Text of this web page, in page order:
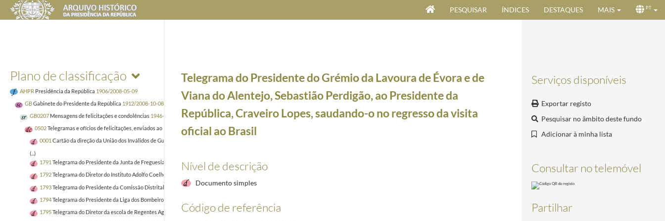
PESQUISAR ÍNDICES DESTAQUES MAIS PT
Plano de classificação
AHPR Presidência da República 1906/2008-05-09
GBGabinete do Presidente da República 1912/2008-10-08
GB0207 Mensagens de felicitações e condolências 1946-01-02/2005-04-02
0502Telegramas e ofícios de felicitações, enviados ao Presidente da República, Craveiro Lopes
0001 Cartão da direção da União dos Inválidos de Guerra, telegramas do presidente da Câmara Municipal de Penamacor e da direção da Casa do Povo de Santa Eulália ao Presidente da República, Craveiro Lopes, desejando Feliz Ano Novo
(...)
1791 Telegrama do Presidente da Junta de Freguesia de Vera Cruz de Marmelar ao Presidente da República, Craveiro Lopes, saudando-o no regresso da visita oficial ao Brasil
1792Telegrama do Diretor do Instituto Adolfo Coelho da casa Pia de Lisboa, Lopes do Rego, ao Presidente da República, Craveiro Lopes, saudando-o no regresso da visita oficial ao Brasil
1793Telegrama do Presidente da Comissão Distrital da União Nacional de Aveiro, Coronel Gaspar Ferreira, ao Presidente da República, Craveiro Lopes, saudando-o no regresso da visita oficial ao Brasil
1957-06-26/1957-07-03
1794Telegrama do Presidente da Liga dos Bombeiros Portugueses, Moura Silva, ao Presidente da República, Craveiro Lopes, saudando-o no regresso da visita oficial ao Brasil
1795Telegrama do Diretor da escola de Regentes Agrícolas de Coimbra, Pedro Bravo, ao Presidente da República, Craveiro Lopes, saudando-o no regresso da visita oficial ao Brasil
Serviços disponíveis
Exportar registo
Pesquisar no âmbito deste fundo
Adicionar à minha lista
Consultar no telemóvel
Partilhar
Telegrama do Presidente do Grémio da Lavoura de Évora e de
Viana do Alentejo, Sebastião Perdigão, ao Presidente da
República, Craveiro Lopes, saudando-o no regresso da visita
oficial ao Brasil
Nível de descrição
Documento simples
Código de referência